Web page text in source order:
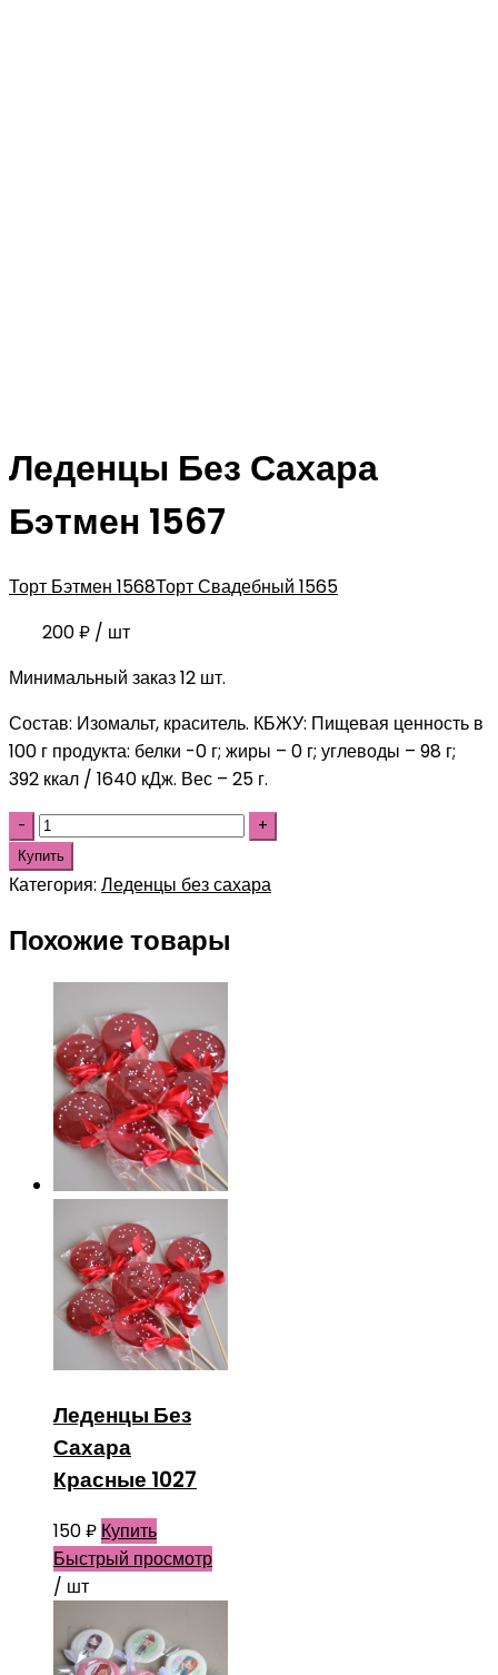
Леденцы Без Сахара
Бэтмен 1567
Торт Бэтмен 1568Торт Свадебный 1565
200₽ / шт
Минимальный заказ 12 шт.
Состав: Изомальт, краситель. КБЖУ: Пищевая ценность в
100 г продукта: белки -0 г; жиры – 0 г; углеводы – 98 г;
392 ккал / 1640 кДж. Вес – 25 г.
Купить
Категория: Леденцы без сахара
Похожие товары
Леденцы Без
Сахара
Красные 1027
150₽ Купить
Быстрый просмотр
/ шт